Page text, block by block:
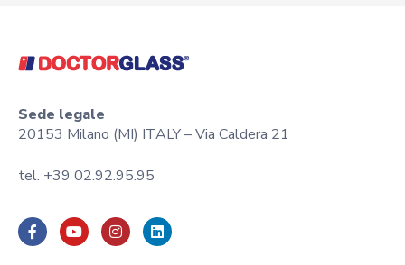
Sede legale
20153 Milano (MI) ITALY – Via Caldera 21
tel. +39 02.92.95.95